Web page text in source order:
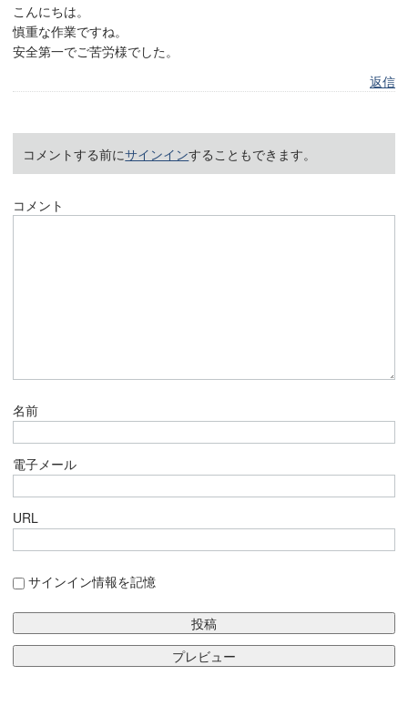
こんにちは。
慎重な作業ですね。
安全第一でご苦労様でした。
返信
コメントする前にサインインすることもできます。
コメント
名前
電子メール
URL
サインイン情報を記憶